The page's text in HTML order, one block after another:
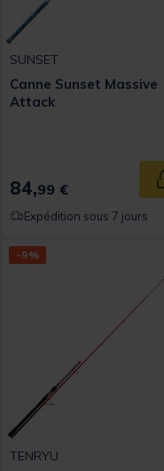
SUNSET
Canne Sunset Massive
Attack
84,99 €
Expédition sous 7 jours
-9%
TENRYU